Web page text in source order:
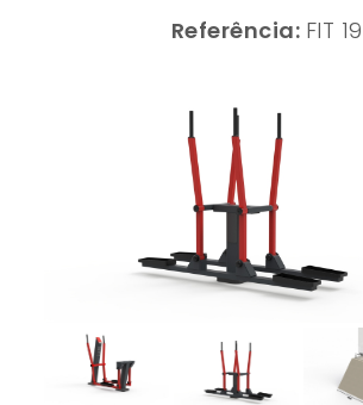
Referência: FIT 19